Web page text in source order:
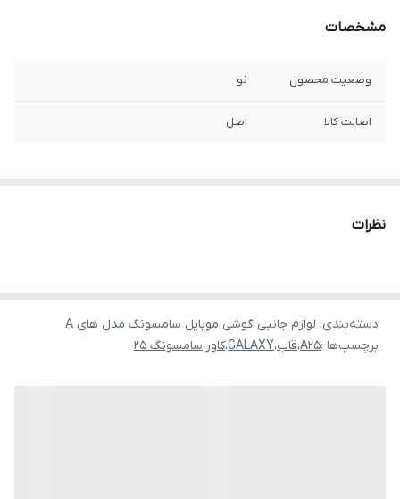
مشخصات
وضعیت محصول نو
اصالت کالا اصل
نظرات
دسته‌بندی: لوازم جانبی گوشی موبایل سامسونگ مدل های A
برچسب‌ها :A25،قاب،GALAXY،کاور،سامسونگ 25